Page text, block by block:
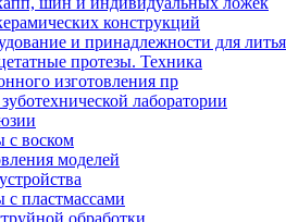
конструкций
и принадлежности для литья
протезы. Техника
изготовления пр
лаборатории
с воском
моделей
с пластмассами
обработки